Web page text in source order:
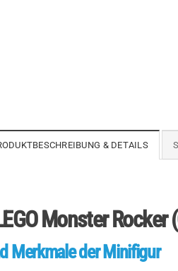
& DETAILS
Monster
Merkmale der Minifigur